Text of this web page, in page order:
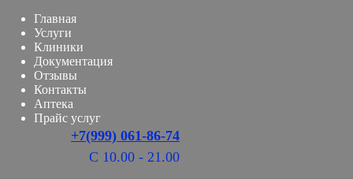
Главная
Услуги
Клиники
Документация
Отзывы
Контакты
Аптека
Прайс услуг
+7(999) 061-86-74
С 10.00 - 21.00